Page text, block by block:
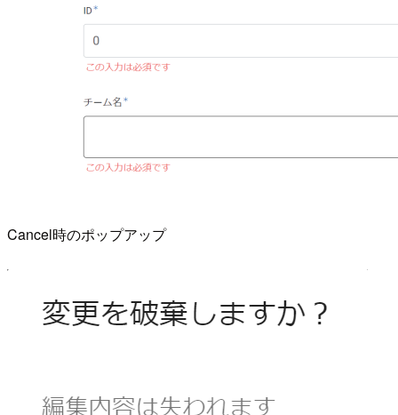
Cancel時のポップアップ